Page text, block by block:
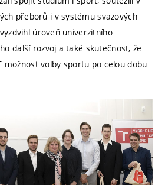
přeborů i v systému svazových
úroveň univerzitního
další rozvoj a také skutečnost, že
možnost volby sportu po celou dobu